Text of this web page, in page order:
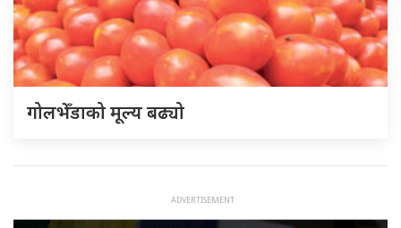
गोलभेँडाको मूल्य बढ्यो